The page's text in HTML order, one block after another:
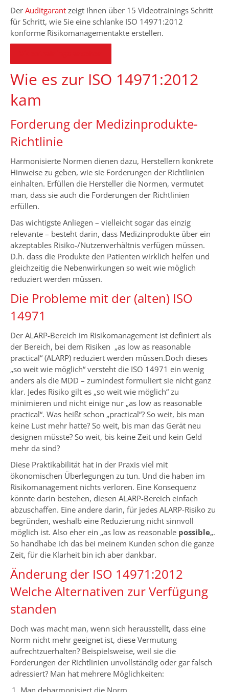
Der Auditgarant zeigt Ihnen über 15 Videotrainings Schritt
für Schritt, wie Sie eine schlanke ISO 14971:2012
konforme Risikomanagementakte erstellen.
Wie es zur ISO 14971:2012
kam
Forderung der Medizinprodukte-
Richtlinie
Harmonisierte Normen dienen dazu, Herstellern konkrete
Hinweise zu geben, wie sie Forderungen der Richtlinien
einhalten. Erfüllen die Hersteller die Normen, vermutet
man, dass sie auch die Forderungen der Richtlinien
erfüllen.
Das wichtigste Anliegen – vielleicht sogar das einzig
relevante – besteht darin, dass Medizinprodukte über ein
akzeptables Risiko-/Nutzenverhältnis verfügen müssen.
D.h. dass die Produkte den Patienten wirklich helfen und
gleichzeitig die Nebenwirkungen so weit wie möglich
reduziert werden müssen.
Die Probleme mit der (alten) ISO
14971
Der ALARP-Bereich im Risikomanagement ist definiert als
der Bereich, bei dem Risiken „as low as reasonable
practical“ (ALARP) reduziert werden müssen.Doch dieses
„so weit wie möglich“ versteht die ISO 14971 ein wenig
anders als die MDD – zumindest formuliert sie nicht ganz
klar. Jedes Risiko gilt es „so weit wie möglich“ zu
minimieren und nicht einige nur „as low as reasonable
practical“. Was heißt schon „practical“? So weit, bis man
keine Lust mehr hatte? So weit, bis man das Gerät neu
designen müsste? So weit, bis keine Zeit und kein Geld
mehr da sind?
Diese Praktikabilität hat in der Praxis viel mit
ökonomischen Überlegungen zu tun. Und die haben im
Risikomanagement nichts verloren. Eine Konsequenz
könnte darin bestehen, diesen ALARP-Bereich einfach
abzuschaffen. Eine andere darin, für jedes ALARP-Risiko zu
begründen, weshalb eine Reduzierung nicht sinnvoll
möglich ist. Also eher ein „as low as reasonable possible„.
So handhabe ich das bei meinem Kunden schon die ganze
Zeit, für die Klarheit bin ich aber dankbar.
Änderung der ISO 14971:2012
Welche Alternativen zur Verfügung
standen
Doch was macht man, wenn sich herausstellt, dass eine
Norm nicht mehr geeignet ist, diese Vermutung
aufrechtzuerhalten? Beispielsweise, weil sie die
Forderungen der Richtlinien unvollständig oder gar falsch
adressiert? Man hat mehrere Möglichkeiten: